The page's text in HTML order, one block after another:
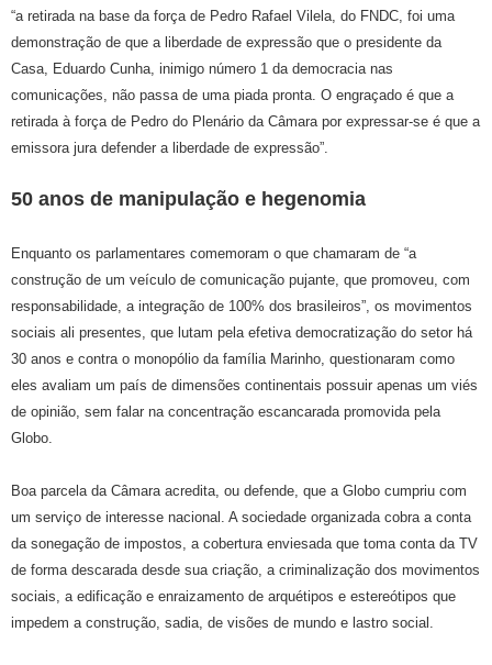
“a retirada na base da força de Pedro Rafael Vilela, do FNDC, foi uma
demonstração de que a liberdade de expressão que o presidente da
Casa, Eduardo Cunha, inimigo número 1 da democracia nas
comunicações, não passa de uma piada pronta. O engraçado é que a
retirada à força de Pedro do Plenário da Câmara por expressar-se é que a
emissora jura defender a liberdade de expressão”.
50 anos de manipulação e hegenomia
Enquanto os parlamentares comemoram o que chamaram de “a
construção de um veículo de comunicação pujante, que promoveu, com
responsabilidade, a integração de 100% dos brasileiros”, os movimentos
sociais ali presentes, que lutam pela efetiva democratização do setor há
30 anos e contra o monopólio da família Marinho, questionaram como
eles avaliam um país de dimensões continentais possuir apenas um viés
de opinião, sem falar na concentração escancarada promovida pela
Globo.
Boa parcela da Câmara acredita, ou defende, que a Globo cumpriu com
um serviço de interesse nacional. A sociedade organizada cobra a conta
da sonegação de impostos, a cobertura enviesada que toma conta da TV
de forma descarada desde sua criação, a criminalização dos movimentos
sociais, a edificação e enraizamento de arquétipos e estereótipos que
impedem a construção, sadia, de visões de mundo e lastro social.